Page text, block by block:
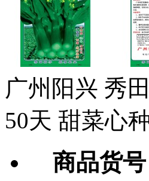
广州阳兴 秀
50天 甜菜心
商品货号